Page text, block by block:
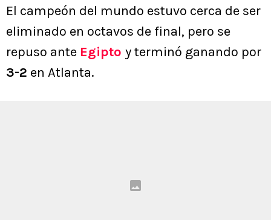
El campeón del mundo estuvo cerca de ser
eliminado en octavos de final, pero se
repuso ante Egipto y terminó ganando por
3-2 en Atlanta.